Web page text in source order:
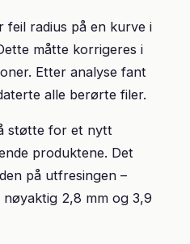
feil radius på en kurve i
måtte korrigeres i
Etter analyse fant
alle berørte filer.
støtte for et nytt
produktene. Det
på utfresingen –
2,8 mm og 3,9